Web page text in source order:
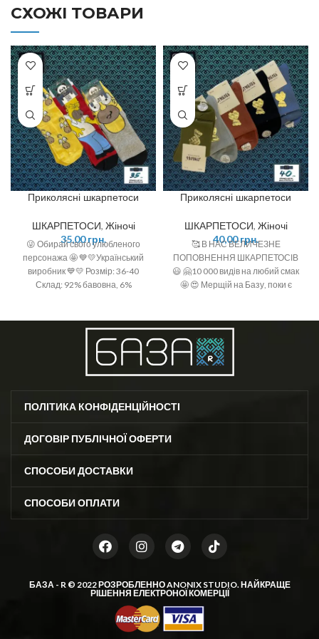
СХОЖІ ТОВАРИ
Приколясні шкарпетоси
ШКАРПЕТОСИ, Жіночі
35,00грн.
😜 Обирай свого улюбленого
персонажа 🤩 💙💛Український
виробник 💙💛 Розмір: 36-40
Склад: 92% бавовна, 6%
Приколясні шкарпетоси
ШКАРПЕТОСИ, Жіночі
40,00грн.
🥰 В НАС ВЕЛИЧЕЗНЕ
ПОПОВНЕННЯ ШКАРПЕТОСІВ
😃 🤗10 000 видів на любий смак
🤩 😍 Мерщій на Базу, поки є
ПОЛІТИКА КОНФІДЕНЦІЙНОСТІ
ДОГОВІР ПУБЛІЧНОЇ ОФЕРТИ
СПОСОБИ ДОСТАВКИ
СПОСОБИ ОПЛАТИ
БАЗА - R © 2022 РОЗРОБЛЕННОANONIX STUDIO. НАЙКРАЩЕ
РІШЕННЯ ЕЛЕКТРОНОЇ КОМЕРЦІЇ